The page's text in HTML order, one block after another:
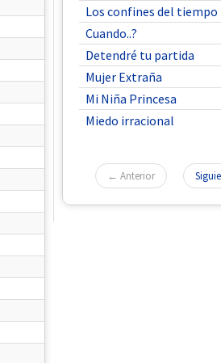
Los confines del tiempo
Cuando..?
Detendré tu partida
Mujer Extraña
Mi Niña Princesa
Miedo irracional
← Anterior